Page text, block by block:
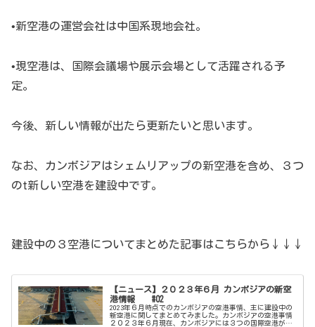
•新空港の運営会社は中国系現地会社。
•現空港は、国際会議場や展示会場として活躍される予
定。
今後、新しい情報が出たら更新たいと思います。
なお、カンボジアはシェムリアップの新空港を含め、３つ
のt新しい空港を建設中です。
建設中の３空港についてまとめた記事はこちらから↓↓↓
【ニュース】２０２３年６月 カンボジアの新空
港情報 #02
2023年６月時点でのカンボジアの空港事情、主に建設中の
新空港に関してまとめてみました。カンボジアの空港事情
２０２３年６月現在、カンボジアには３つの国際空港があ